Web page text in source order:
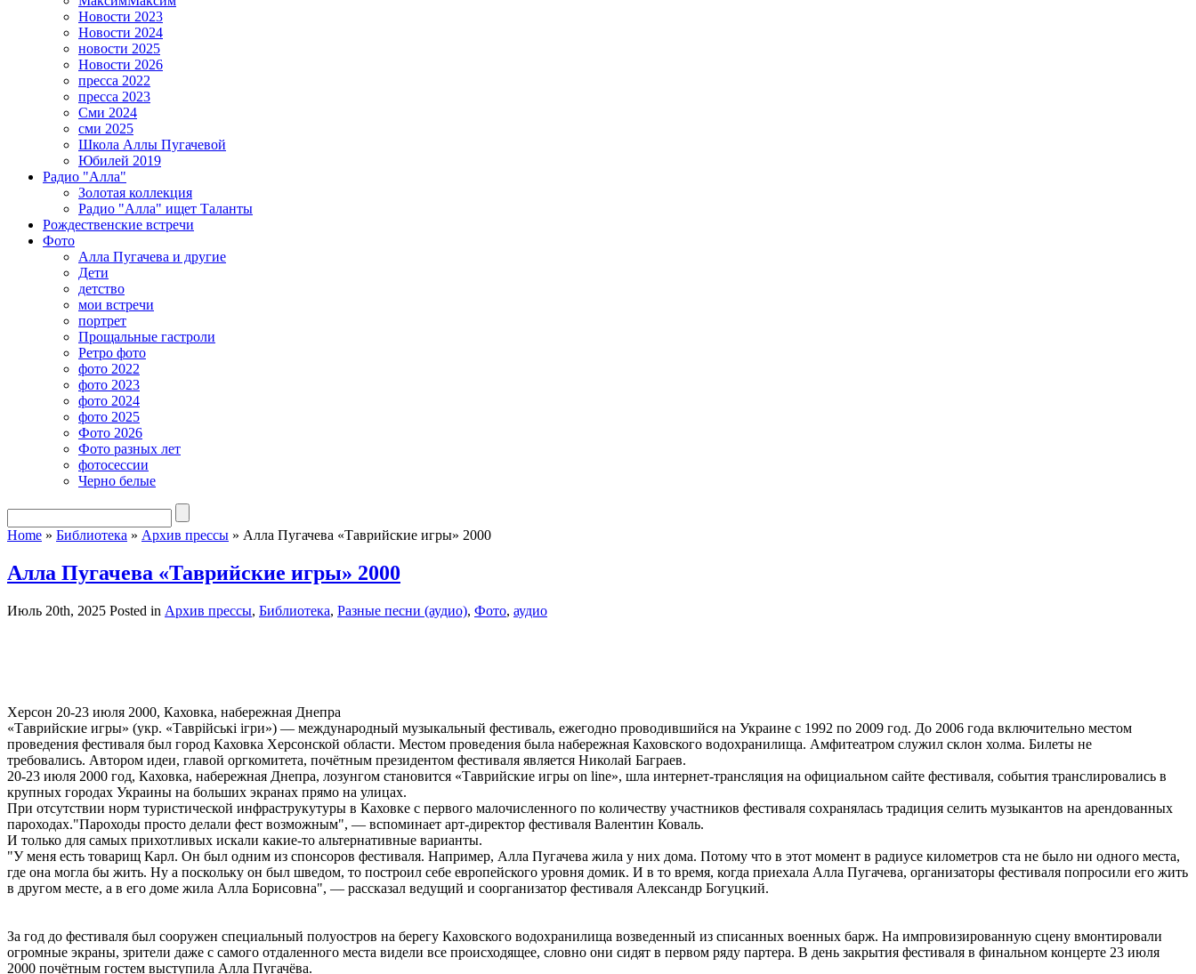
Новости 2023
Новости 2024
новости 2025
Новости 2026
пресса 2022
пресса 2023
Сми 2024
сми 2025
Школа Аллы Пугачевой
Юбилей 2019
Радио "Алла"
Золотая коллекция
Радио "Алла" ищет Таланты
Рождественские встречи
Фото
Алла Пугачева и другие
Дети
детство
мои встречи
портрет
Прощальные гастроли
Ретро фото
фото 2022
фото 2023
фото 2024
фото 2025
Фото 2026
Фото разных лет
фотосессии
Черно белые
Home » Библиотека » Архив прессы » Алла Пугачева «Таврийские игры» 2000
Алла Пугачева «Таврийские игры» 2000
Июль 20th, 2025 Posted in Архив прессы, Библиотека, Разные песни (аудио), Фото, аудио
Херсон 20-23 июля 2000, Каховка, набережная Днепра
«Таврийские игры» (укр. «Таврійські ігри») — международный музыкальный фестиваль, ежегодно проводившийся на Украине с 1992 по 2009 год. До 2006 года включительно местом
проведения фестиваля был город Каховка Херсонской области. Местом проведения была набережная Каховского водохранилища. Амфитеатром служил склон холма. Билеты не
требовались. Автором идеи, главой оргкомитета, почётным президентом фестиваля является Николай Баграев.
20-23 июля 2000 год, Каховка, набережная Днепра, лозунгом становится «Таврийские игры on line», шла интернет-трансляция на официальном сайте фестиваля, события транслировались в
крупных городах Украины на больших экранах прямо на улицах.
При отсутствии норм туристической инфраструкутуры в Каховке с первого малочисленного по количеству участников фестиваля сохранялась традиция селить музыкантов на арендованных
пароходах."Пароходы просто делали фест возможным", — вспоминает арт-директор фестиваля Валентин Коваль.
И только для самых прихотливых искали какие-то альтернативные варианты.
"У меня есть товарищ Карл. Он был одним из спонсоров фестиваля. Например, Алла Пугачева жила у них дома. Потому что в этот момент в радиусе километров ста не было ни одного места,
где она могла бы жить. Ну а поскольку он был шведом, то построил себе европейского уровня домик. И в то время, когда приехала Алла Пугачева, организаторы фестиваля попросили его жить
в другом месте, а в его доме жила Алла Борисовна", — рассказал ведущий и соорганизатор фестиваля Александр Богуцкий.
За год до фестиваля был сооружен специальный полуостров на берегу Каховского водохранилища возведенный из списанных военных барж. На импровизированную сцену вмонтировали
огромные экраны, зрители даже с самого отдаленного места видели все происходящее, словно они сидят в первом ряду партера. В день закрытия фестиваля в финальном концерте 23 июля
2000 почётным гостем выступила Алла Пугачёва.